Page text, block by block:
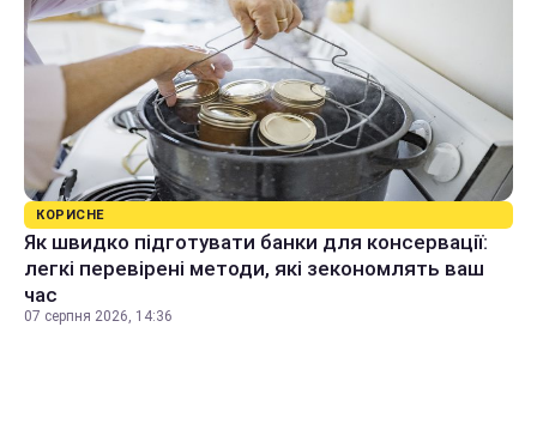
КОРИСНЕ
Як швидко підготувати банки для консервації:
легкі перевірені методи, які зекономлять ваш
час
07 серпня 2026, 14:36